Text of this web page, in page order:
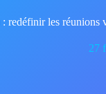
redéfinir les réunions
27